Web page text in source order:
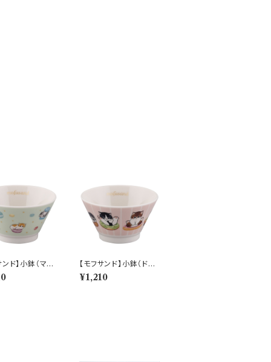
ンド】小鉢（マカ
MFS10】MFS11
【モフサンド】小鉢（ドー
ナツ）【MFS10】MFS1
2-352
¥1,210